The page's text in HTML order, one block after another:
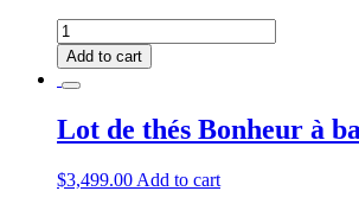
L'esprit
tranquille
quantity
Add to cart
Lot de thés Bonheur à
$3,499.00 Add to cart